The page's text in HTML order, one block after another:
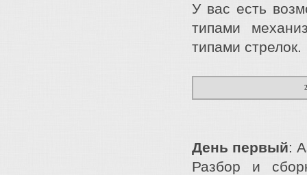
У вас есть
типами
типами стрелок.
День первый:
Разбор и